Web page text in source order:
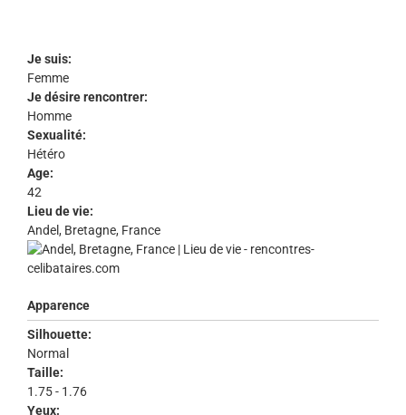
Je suis:
Femme
Je désire rencontrer:
Homme
Sexualité:
Hétéro
Age:
42
Lieu de vie:
Andel, Bretagne, France
Apparence
Silhouette:
Normal
Taille:
1.75 - 1.76
Yeux: